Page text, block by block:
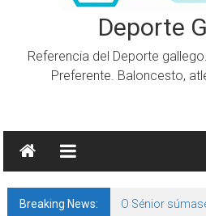
Deporte
Referencia del Deporte
Preferente. Baloncesto,
Breaking News: O Sénior